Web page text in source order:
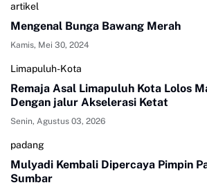
artikel
Mengenal Bunga Bawang Merah
Kamis, Mei 30, 2024
Limapuluh-Kota
Remaja Asal Limapuluh Kota Lolos
Dengan jalur Akselerasi Ketat
Senin, Agustus 03, 2026
padang
Mulyadi Kembali Dipercaya Pimpin
Sumbar